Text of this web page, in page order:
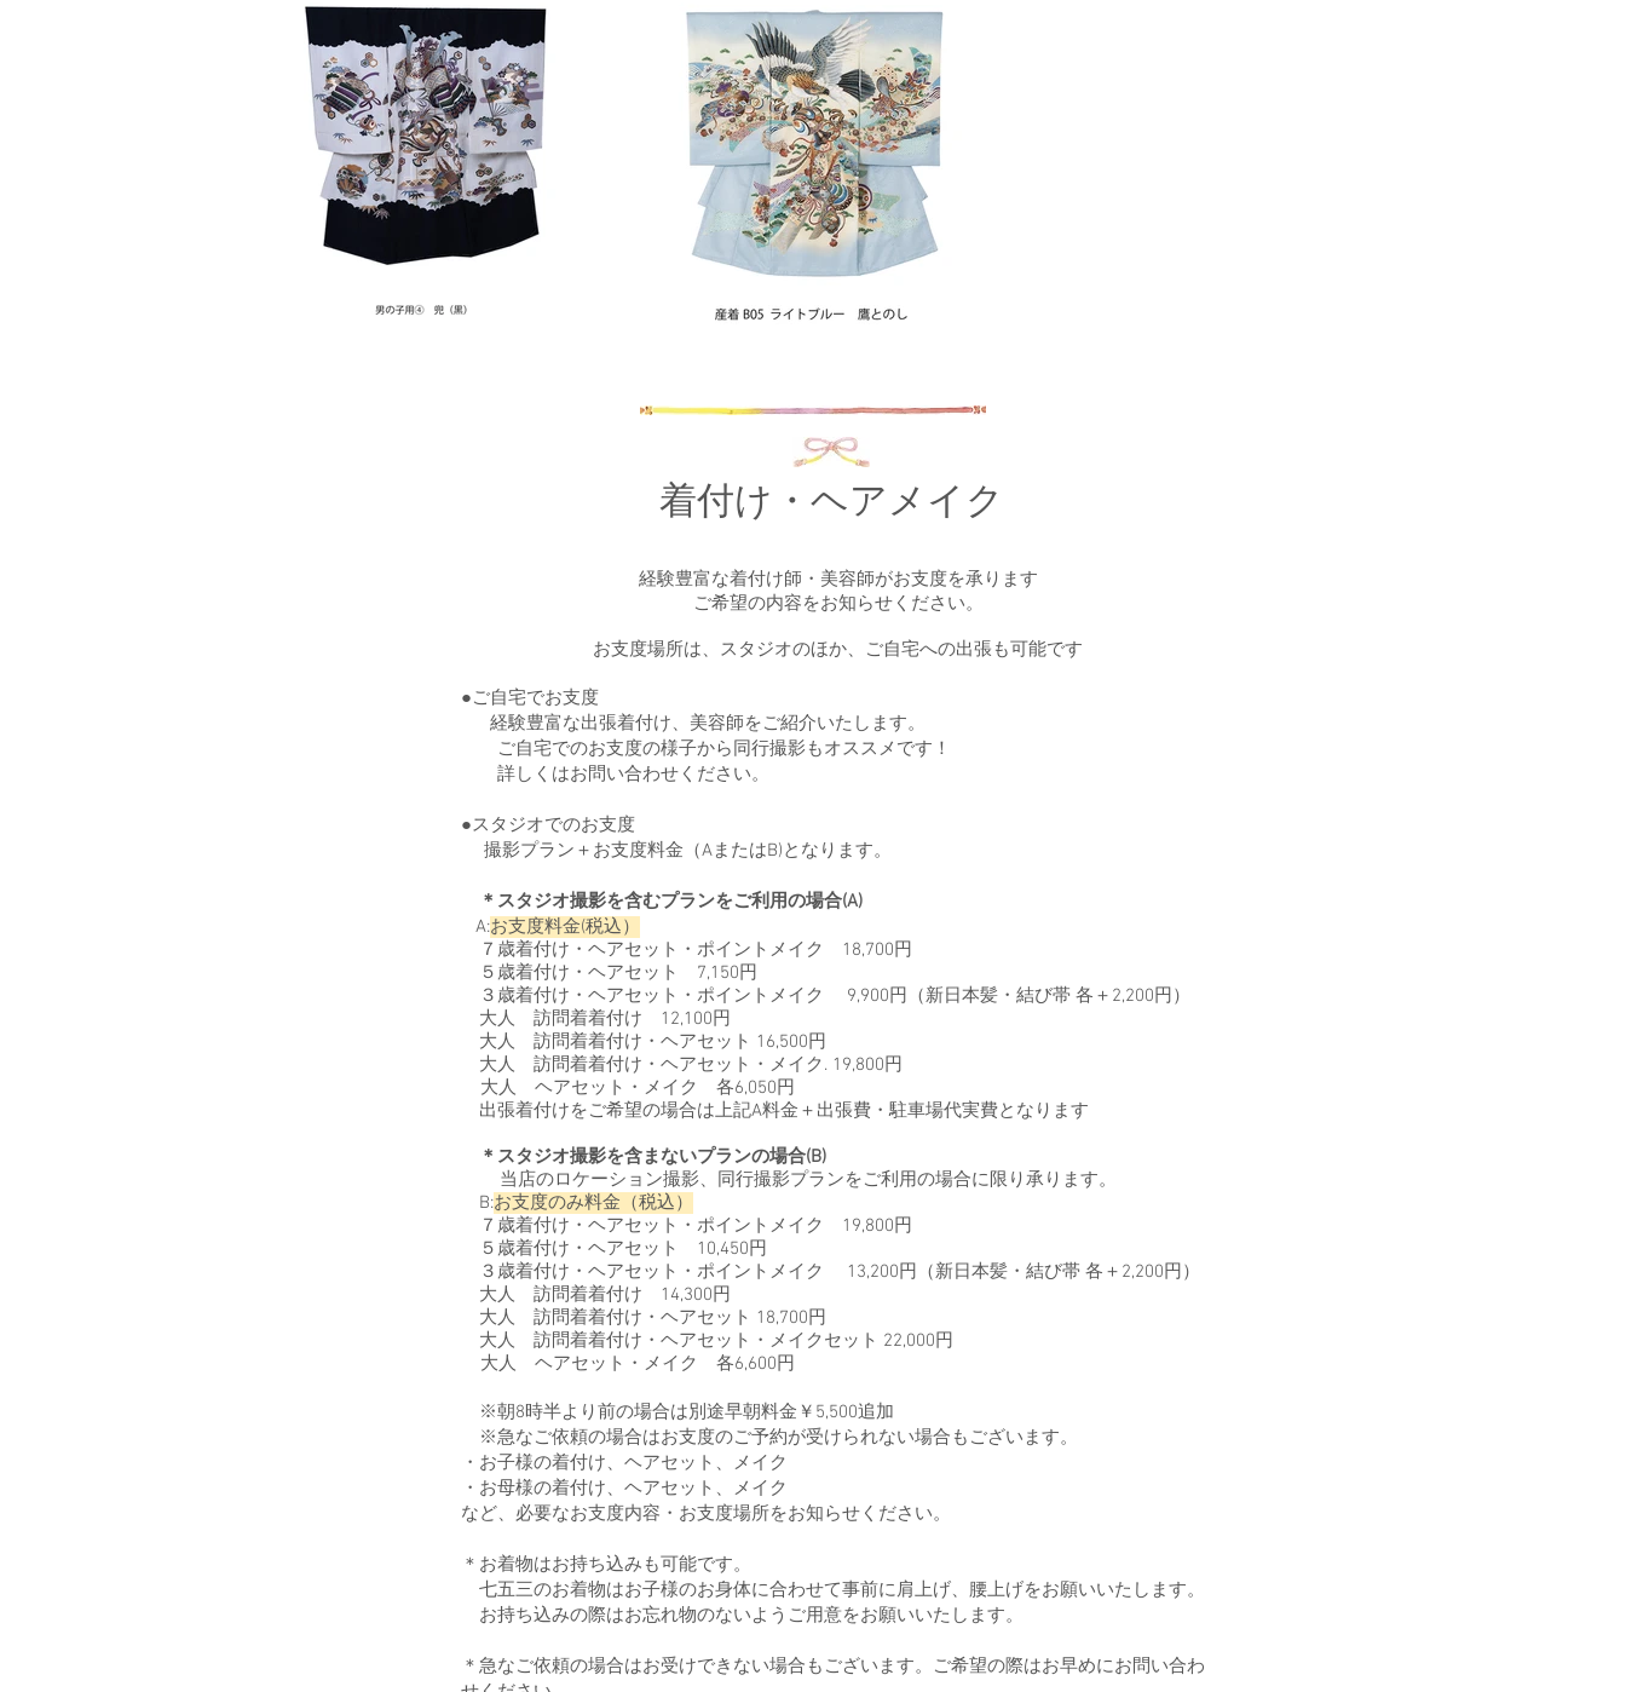
着付け・ヘアメイク
経験豊富な着付け師・美容師がお支度を承ります
​ご希望の内容をお知らせください。
お支度場所は、スタジオのほか、ご自宅への出張も可能です
●ご自宅でお支度
経験豊富な出張着付け、美容師をご紹介いたします。
ご自宅でのお支度の様子から同行撮影もオススメです！
詳しくはお問い合わせください。
​●スタジオでのお支度
撮影プラン＋お支度料金（AまたはB)となります。
＊スタジオ撮影を含むプランをご利用の場合(A)
A:お支度料金(税込）
７歳着付け・ヘアセット・ポイントメイク 18,700円
５歳着付け・ヘアセット 7,150円
３歳着付け・ヘアセット・ポイントメイク 9,900円（新日本髪・結び帯 各＋2,200円）
大人 訪問着着付け 12,100円
大人 訪問着着付け・ヘアセット 16,500円
大人 訪問着着付け・ヘアセット・メイク. 19,800円
大人 ヘアセット・メイク 各6,050円
出張着付けをご希望の場合は上記A料金＋出張費・駐車場代実費となります
＊スタジオ撮影を含まないプランの場合(B)
当店のロケーション撮影、同行撮影プランをご利用の場合に限り承ります。
B:お支度のみ料金（税込）
７歳着付け・ヘアセット・ポイントメイク 19,800円
５歳着付け・ヘアセット 10,450円
３歳着付け・ヘアセット・ポイントメイク 13,200円（新日本髪・結び帯 各＋2,200円）
大人 訪問着着付け 14,300円
大人 訪問着着付け・ヘアセット 18,700円
大人 訪問着着付け・ヘアセット・メイクセット 22,000円
大人 ヘアセット・メイク 各6,600円
※朝8時半より前の場合は別途早朝料金￥5,500追加
※急なご依頼の場合はお支度のご予約が受けられない場合もございます。
・お子様の着付け、ヘアセット、メイク
・お母様の着付け、ヘアセット、メイク
など、必要なお支度内容・お支度場所をお知らせください。
＊お着物はお持ち込みも可能です。
七五三のお着物はお子様のお身体に合わせて事前に肩上げ、腰上げをお願いいたします。
お持ち込みの際はお忘れ物のないようご用意をお願いいたします。
＊急なご依頼の場合はお受けできない場合もございます。ご希望の際はお早めにお問い合わ